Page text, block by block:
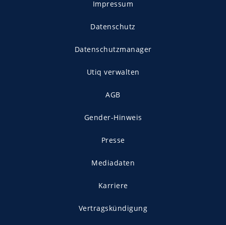
Impressum
Datenschutz
Datenschutzmanager
Utiq verwalten
AGB
Gender-Hinweis
Presse
Mediadaten
Karriere
Vertragskündigung